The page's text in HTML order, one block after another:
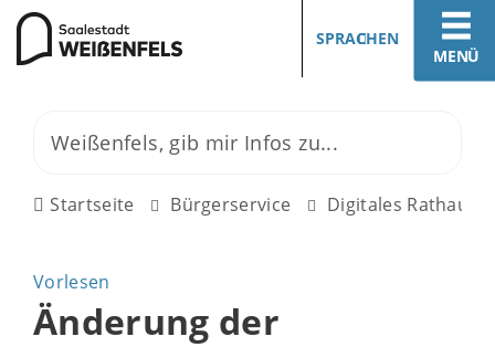
MENÜ
SPRACHEN
Startseite Bürgerservice Digitales Rathaus
Vorlesen
Änderung der